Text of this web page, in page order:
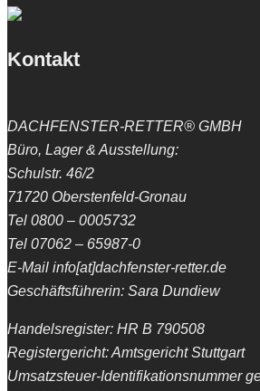
Kontakt
DACHFENSTER-RETTER® GMBH
Büro, Lager & Ausstellung:
Schulstr. 46/2
71720 Oberstenfeld-Gronau
Tel 0800 – 0005732
Tel 07062 – 65987-0
E-Mail info[at]dachfenster-retter.de
Geschäftsführerin: Sara Dundiew
Handelsregister: HR B 790508
Registergericht: Amtsgericht Stuttgart
Umsatzsteuer-Identifikationsnummer